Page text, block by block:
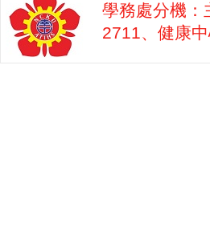
學務處分機：
2711、健康